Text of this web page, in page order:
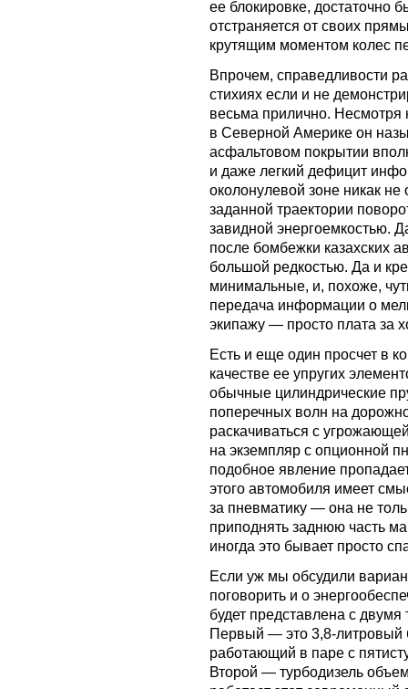
ее блокировке, достаточно
отстраняется от своих
крутящим моментом колес
Впрочем, справедливости
стихиях если и не
весьма прилично. Несмотря
в Северной Америке он
асфальтовом покрытии
и даже легкий дефицит
околонулевой зоне никак
заданной траектории
завидной энергоемкостью.
после бомбежки казахских
большой редкостью. Да и
минимальные, и, похоже,
передача информации о
экипажу — просто плата за
Есть и еще один просчет в
качестве ее упругих
обычные цилиндрические
поперечных волн на
раскачиваться с
на экземпляр с опционной
подобное явление
этого автомобиля имеет
за пневматику — она не
приподнять заднюю часть
иногда это бывает просто
Если уж мы обсудили
поговорить и о
будет представлена с
Первый — это 3,8-литровый
работающий в паре с
Второй — турбодизель